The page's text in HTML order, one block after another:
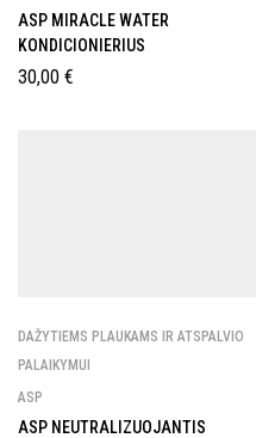
ASP MIRACLE WATER
KONDICIONIERIUS
30,00 €
DAŽYTIEMS PLAUKAMS IR ATSPALVIO
PALAIKYMUI
ASP
ASP NEUTRALIZUOJANTIS